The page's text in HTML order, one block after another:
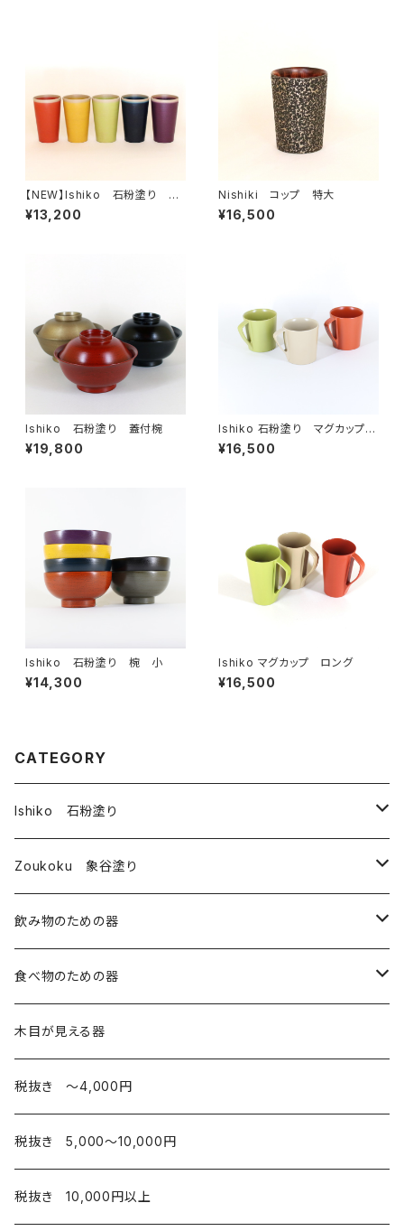
【NEW】Ishiko 石粉塗り コ
ップ
¥13,200
Nishiki コップ 特大
¥16,500
Ishiko 石粉塗り 蓋付椀
¥19,800
Ishiko 石粉塗り マグカップ
小
¥16,500
Ishiko 石粉塗り 椀 小
¥14,300
Ishiko マグカップ ロング
¥16,500
CATEGORY
Ishiko 石粉塗り
皿
コップ
箸・その他
椀
弁当箱
Zoukoku 象谷塗り
酒器
コップ
飲み物のための器
コップ・湯のみ
酒器
食べ物のための器
皿
カップ
お椀
弁当箱
木目が見える器
税抜き 〜4,000円
税抜き 5,000〜10,000円
税抜き 10,000円以上